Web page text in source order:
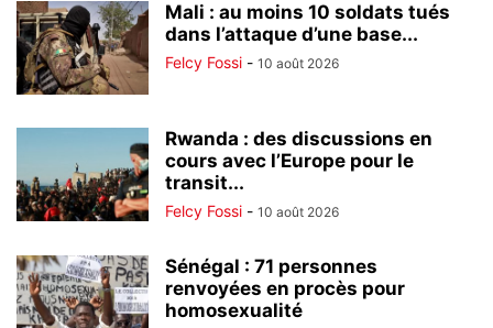
Mali : au moins 10 soldats tués
dans l’attaque d’une base...
Felcy Fossi - 10 août 2026
Rwanda : des discussions en
cours avec l’Europe pour le
transit...
Felcy Fossi - 10 août 2026
Sénégal : 71 personnes
renvoyées en procès pour
homosexualité